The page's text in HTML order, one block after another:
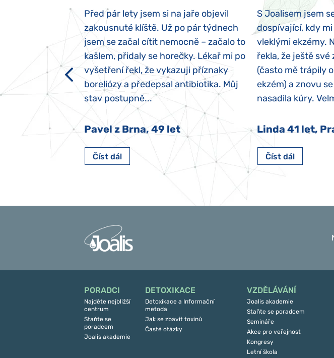
třech letech
autismus.
dětí“ vrozený.
Jičín
Před pár lety jsem si na jaře objevil
zakousnuté klíště. Už po pár týdnech
jsem se začal cítit nemocně – začalo to
kašlem, přidaly se horečky. Lékař mi po
vyšetření řekl, že vykazuji příznaky
boreliózy a předepsal antibiotika. Můj
stav postupně...
Pavel z Brna, 49 let
Číst dál
S Joalisem jsem
dospívající, kdy
vleklými ekzémy.
řekla, že ještě
(často mě trápily
ekzém) a znovu
nasadila kúry.
Linda 41 let,
Číst dál
PORADCI
Najděte nejbližší
centrum
Staňte se
poradcem
Joalis akademie
DETOXIKACE
Detoxikace a Informační
metoda
Jak se zbavit toxinů
Časté otázky
VZDĚLÁVÁNÍ
Joalis akademie
Staňte se poradcem
Semináře
Akce pro veřejnost
Kongresy
Letní škola